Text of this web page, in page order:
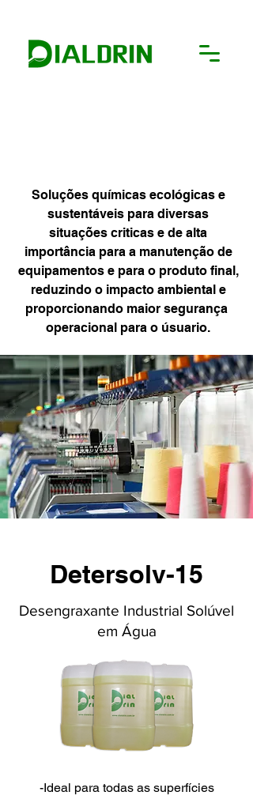
Soluçõesquímicas ecológicas e
sustentáveis para diversas
situações criticas e de alta
importância para a manutenção de
equipamentos e para o produto final,
reduzindo o impacto ambiental e
proporcionando maior segurança
operacional para o úsuario.
Detersolv-15
Desengraxante Industrial Solúvel
em Água
-Ideal para todas as superfícies